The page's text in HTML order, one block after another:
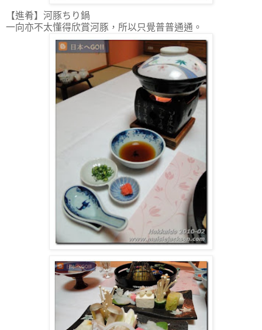
【進肴】河豚ちり鍋
一向亦不太懂得欣賞河豚，所以只覺普普通通。